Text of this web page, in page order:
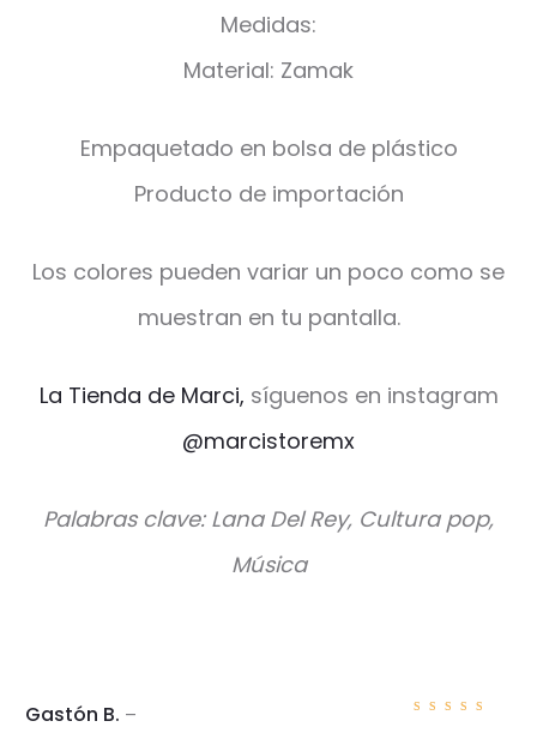
Medidas:
Material: Zamak
Empaquetado en bolsa de plástico
Producto de importación
Los colores pueden variar un poco como se
muestran en tu pantalla.
La Tienda de Marci, síguenos en instagram
@marcistoremx
Palabras clave: Lana Del Rey, Cultura pop,
Música
Gastón B. –